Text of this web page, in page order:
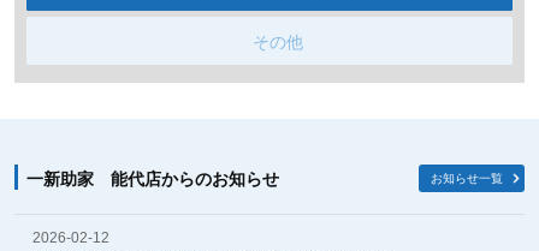
その他
一新助家 能代店からのお知らせ お知らせ一覧
2026-02-12